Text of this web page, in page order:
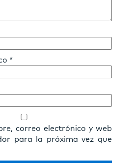
*
correo electrónico y web
para la próxima vez que